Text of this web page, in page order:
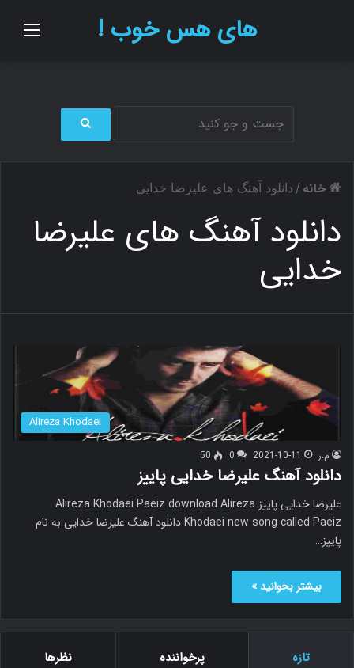
های هس خوب !
ج
ر
خانه / دانلود آهنگ های علیرضا خدایی
دانلود آهنگ های علیرضا
خدایی
Alireza Khodaei
م.ر 2021-10-11
0
50
دانلود آهنگ علیرضا خدایی پاییز
علیرضا خدایی پاییز Alireza Khodaei Paeiz download Alireza
Khodaei new song called Paeiz دانلود آهنگ علیرضا خدایی به نام
پاییز…
بیشتر بخوانید »
تازه پرخواننده نظرها